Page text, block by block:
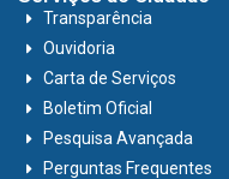
Transparência
Ouvidoria
Carta de Serviços
Boletim Oficial
Pesquisa Avançada
Perguntas Frequentes